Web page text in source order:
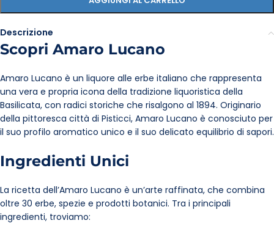
Descrizione
Scopri Amaro Lucano
Amaro Lucano è un liquore alle erbe italiano che rappresenta
una vera e propria icona della tradizione liquoristica della
Basilicata, con radici storiche che risalgono al 1894. Originario
della pittoresca città di Pisticci, Amaro Lucano è conosciuto per
il suo profilo aromatico unico e il suo delicato equilibrio di sapori.
Ingredienti Unici
La ricetta dell’Amaro Lucano è un’arte raffinata, che combina
oltre 30 erbe, spezie e prodotti botanici. Tra i principali
ingredienti, troviamo: